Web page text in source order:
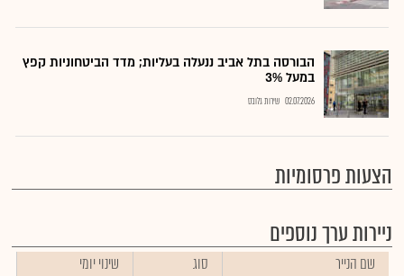
הבורסה בתל אביב ננעלה בעליות; מדד הביטחוניות קפץ
במעל 3%
02.07.2026 שירות גלובס
הצעות פרסומיות
ניירות ערך נוספים
שם הנייר סוג
שינוי יומי